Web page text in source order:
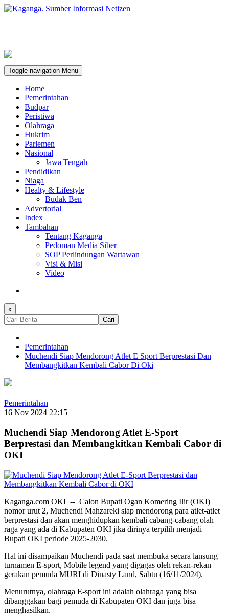
Toggle navigation Menu
Home
Pemerintahan
Budpar
Peristiwa
Olahraga
Hukrim
Parlemen
Nasional
Jawa Tengah
Pendidikan
Niaga
Healty & Lifestyle
Budak Ben
Advertorial
Index
Tambahan
Tentang Kaganga
Pedoman Media Siber
SOP Perlindungan Wartawan
Visi & Misi
Video
x
Cari
Pemerintahan
Muchendi Siap Mendorong Atlet E Sport Berprestasi Dan
Membangkitkan Kembali Cabor Di Oki
Pemerintahan
16 Nov 2024 22:15
Muchendi Siap Mendorong Atlet E-Sport
Berprestasi dan Membangkitkan Kembali Cabor di
OKI
Kaganga.com OKI -- Calon Bupati Ogan Komering Ilir (OKI)
nomor urut 2, Muchendi Mahzareki siap mendorong para atlet-atlet
berprestasi dan akan menghidupkan kembali cabang-cabang olah
raga yang ada di Kabupaten OKI jika dirinya terpilih menjadi
Bupati OKI periode 2025-2030.
Hal ini disampaikan Muchendi pada saat membuka secara lansung
turnamen E-sport, Mobile legend yang digagas oleh rekan-rekan
gerakan pemuda MURI di Dinasty Land, Sabtu (16/11/2024).
Menurutnya, olahraga E-sport ini adalah olahraga yang bisa
dibanggakan bagi pemuda di Kabupaten OKI dan juga bisa
menghasilkan.